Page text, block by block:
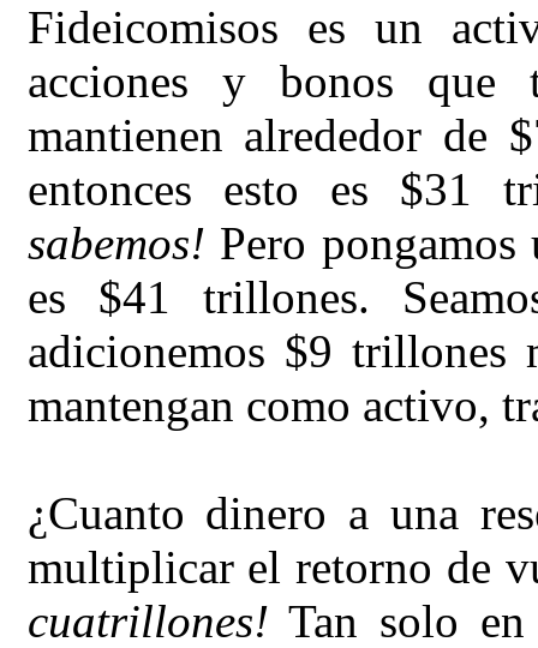
Fideicomisos es un
acciones y bonos que
mantienen alrededor de
entonces esto es $31
sabemos! Pero
es $41 trillones.
adicionemos $9 trillones
mantengan como activo,
¿Cuanto dinero a una
multiplicar el retorno de
cuatrillones! Tan solo